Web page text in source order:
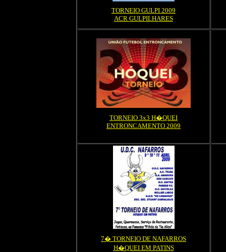
TORNEIO GULPI 2009
ACR GULPILHARES
TORNEIO 3x3 H�QUEI
ENTRONCAMENTO 2009
7� TORNEIO DE NAFARROS
H�QUEI EM PATINS